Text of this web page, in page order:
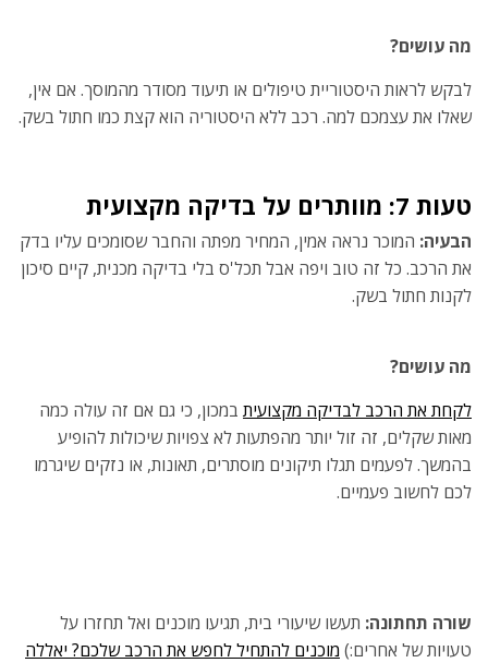
מה עושים?
לבקש לראות היסטוריית טיפולים או תיעוד מסודר מהמוסך. אם אין,
שאלו את עצמכם למה. רכב ללא היסטוריה הוא קצת כמו חתול בשק.
טעות 7: מוותרים על בדיקה מקצועית
הבעיה: המוכר נראה אמין, המחיר מפתה והחבר שסומכים עליו בדק
את הרכב. כל זה טוב ויפה אבל תכל'ס בלי בדיקה מכנית, קיים סיכון
לקנות חתול בשק.
מה עושים?
לקחת את הרכב לבדיקה מקצועית במכון, כי גם אם זה עולה כמה
מאות שקלים, זה זול יותר מהפתעות לא צפויות שיכולות להופיע
בהמשך. לפעמים תגלו תיקונים מוסתרים, תאונות, או נזקים שיגרמו
לכם לחשוב פעמיים.
שורה תחתונה: תעשו שיעורי בית, תגיעו מוכנים ואל תחזרו על
טעויות של אחרים:) מוכנים להתחיל לחפש את הרכב שלכם? יאללה